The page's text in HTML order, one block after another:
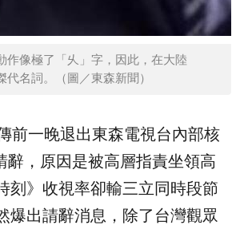
作像極了「乆」字，因此，在大陸
代名詞。（圖／東森新聞）
前一晚退出東森電視台內部核
辭，原因是被高層指責坐領高
刻》收視率卻輸三立同時段節
爆出請辭消息，除了台灣觀眾